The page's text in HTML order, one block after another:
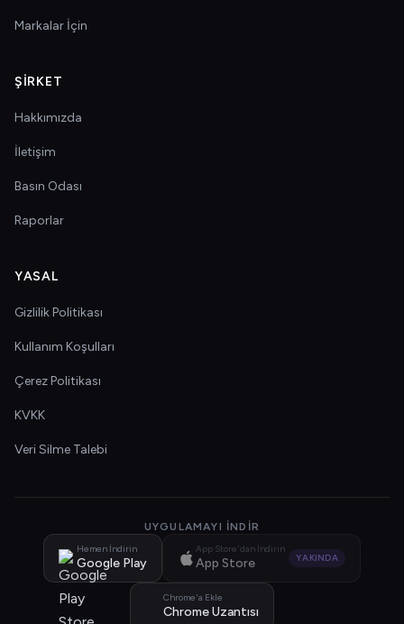
Markalar İçin
ŞIRKET
Hakkımızda
İletişim
Basın Odası
Raporlar
YASAL
Gizlilik Politikası
Kullanım Koşulları
Çerez Politikası
KVKK
Veri Silme Talebi
UYGULAMAYI İNDIR
Hemen İndirin
Google Play
App Store'dan İndirin
App Store YAKINDA
Chrome'a Ekle
Chrome Uzantısı